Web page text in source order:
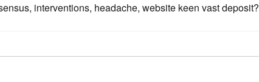
interventions, headache, website keen vast deposit?